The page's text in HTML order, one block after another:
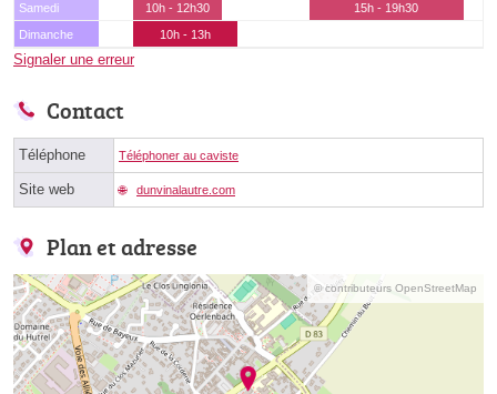
Samedi
10h - 12h30
15h - 19h30
Dimanche
10h - 13h
Signaler une erreur
Contact
Téléphone Téléphoner au caviste
Site web dunvinalautre.com
Plan et adresse
© contributeurs OpenStreetMap